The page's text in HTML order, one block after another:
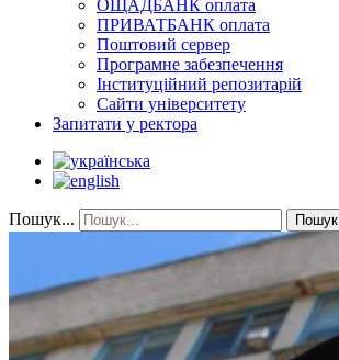
ОЩАДБАНК оплата
ПРИВАТБАНК оплата
Поштовий сервер
Програмне забезпечення
Інституційний репозитарій
Сайти університету
Запитати у ректора
Пошук... Пошук